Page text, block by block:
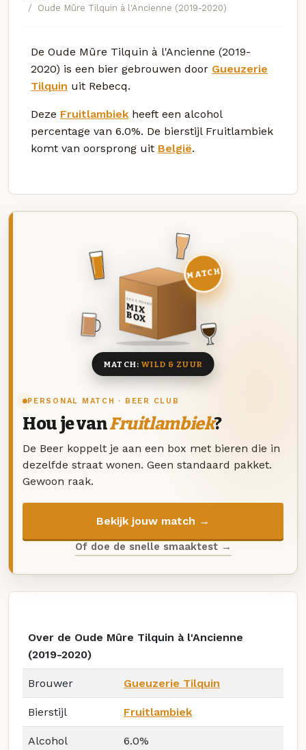
Oude Mûre Tilquin à l'Ancienne (2019-2020)
De Oude Mûre Tilquin à l'Ancienne (2019-
2020) is een bier gebrouwen door Gueuzerie
Tilquin uit Rebecq.
Deze Fruitlambiek heeft een alcohol
percentage van 6.0%. De bierstijl Fruitlambiek
komt van oorsprong uit België.
PERSONAL MATCH · BEER CLUB
Hou je vanFruitlambiek?
De Beer koppelt je aan een box met bieren die in
dezelfde straat wonen. Geen standaard pakket.
Gewoon raak.
Bekijk jouw match →
Of doe de snelle smaaktest →
DEZE MAAND
MIX
BOX
8 BIEREN
MATCH
MATCH:WILD & ZUUR
Over de Oude Mûre Tilquin à l'Ancienne
(2019-2020)
Brouwer Gueuzerie Tilquin
Bierstijl Fruitlambiek
Alcohol 6.0%